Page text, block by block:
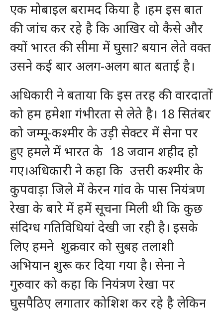
एक मोबाइल बरामद किया है ।हम इस बात
की जांच कर रहे है कि आखिर वो कैसे और
क्यों भारत की सीमा में घुसा? बयान लेते वक्त
उसने कई बार अलग-अलग बात बताई है।
अधिकारी ने बताया कि इस तरह की वारदातों
को हम हमेशा गंभीरता से लेते है। 18 सितंबर
को जम्मू-कश्मीर के उड़ी सेक्टर में सेना पर
हुए हमले में भारत के 18 जवान शहीद हो
गए।अधिकारी ने कहा कि उत्तरी कश्मीर के
कुपवाड़ा जिले में केरन गांव के पास नियंत्रण
रेखा के बारे में हमें सूचना मिली थी कि कुछ
संदिग्ध गतिविधियां देखी जा रही है। इसके
लिए हमने शुक्रवार को सुबह तलाशी
अभियान शुरू कर दिया गया है। सेना ने
गुरुवार को कहा कि नियंत्रण रेखा पर
घुसपैठिए लगातार कोशिश कर रहे है लेकिन